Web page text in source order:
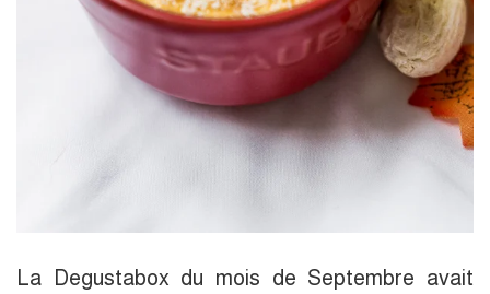
La Degustabox du mois de Septembre avait